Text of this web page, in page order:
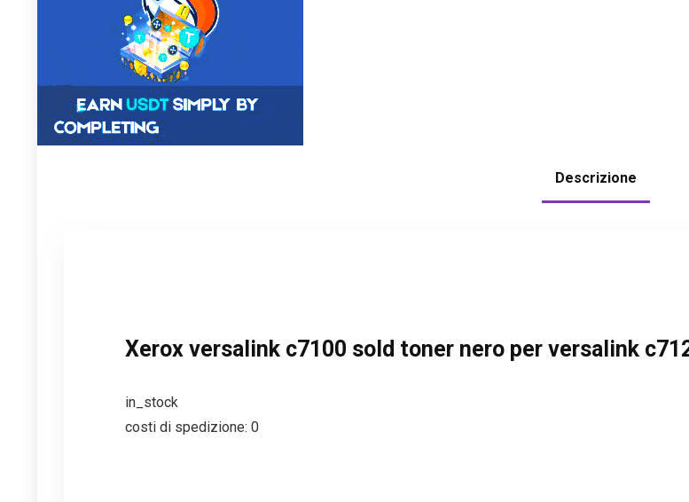
Descrizione
Xerox versalink c7100 sold toner nero per versalink
in_stock
costi di spedizione: 0